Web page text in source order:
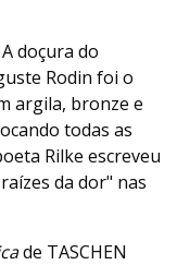
doçura do
Rodin foi o
argila, bronze e
todas as
Rilke escreveu
da dor" nas
de TASCHEN